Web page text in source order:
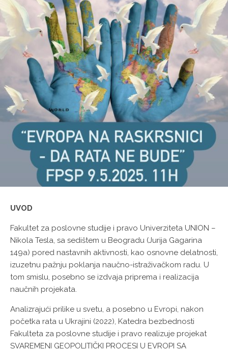
UVOD
Fakultet za poslovne studije i pravo Univerziteta UNION –
Nikola Tesla, sa sedištem u Beogradu (Jurija Gagarina
149a) pored nastavnih aktivnosti, kao osnovne delatnosti,
izuzetnu pažnju poklanja naučno-istraživačkom radu. U
tom smislu, posebno se izdvaja priprema i realizacija
naučnih projekata.
Analizrajući prilike u svetu, a posebno u Evropi, nakon
početka rata u Ukrajini (2022), Katedra bezbednosti
Fakulteta za poslovne studije i pravo realizuje projekat
SVAREMENI GEOPOLITIČKI PROCESI U EVROPI SA